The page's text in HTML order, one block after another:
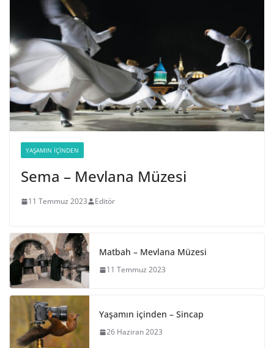
YAŞAMIN İÇINDEN
Sema – Mevlana Müzesi
11 Temmuz 2023 Editör
Matbah – Mevlana Müzesi
11 Temmuz 2023
Yaşamın içinden – Sincap
26 Haziran 2023